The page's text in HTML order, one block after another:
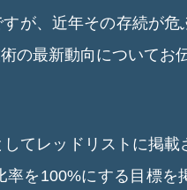
が、近年その存続が
の最新動向についてお
てレッドリストに掲
を100%にする目標を